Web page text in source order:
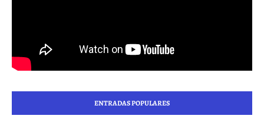
ENTRADAS POPULARES